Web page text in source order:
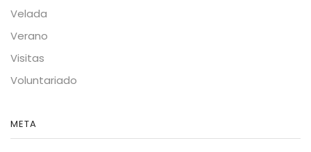
Velada
Verano
Visitas
Voluntariado
META